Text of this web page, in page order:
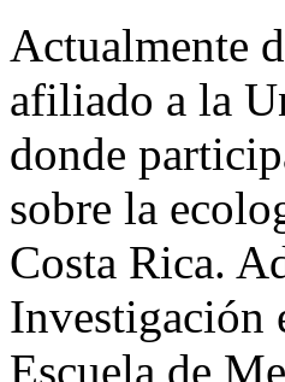
Actualmente
afiliado a la
donde
sobre la
Costa Rica.
Investigación
Escuela de